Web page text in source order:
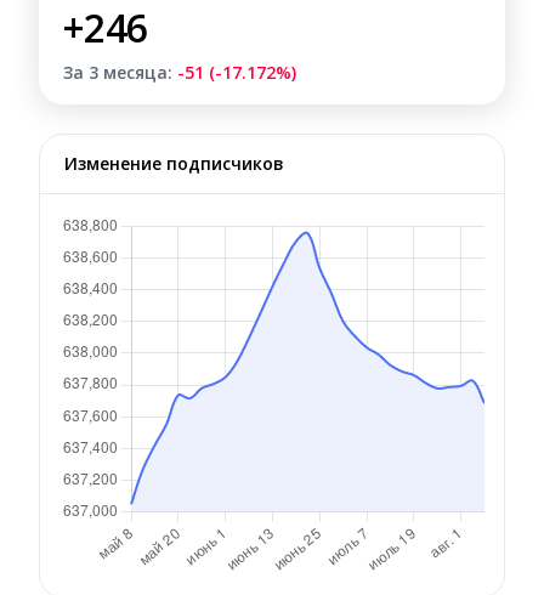
+246
За 3 месяца: -51 (-17.172%)
Изменение подписчиков